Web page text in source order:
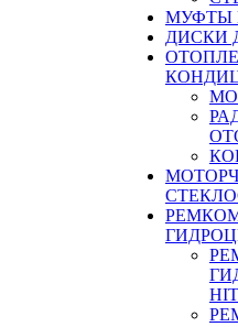
МУФТЫ
ДИСКИ